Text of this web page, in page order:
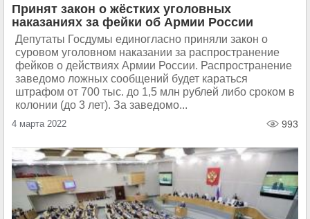
Принят закон о жёстких уголовных
наказаниях за фейки об Армии России
Депутаты Госдумы единогласно приняли закон о
суровом уголовном наказании за распространение
фейков о действиях Армии России. Распространение
заведомо ложных сообщений будет караться
штрафом от 700 тыс. до 1,5 млн рублей либо сроком в
колонии (до 3 лет). За заведомо...
4 марта 2022 993